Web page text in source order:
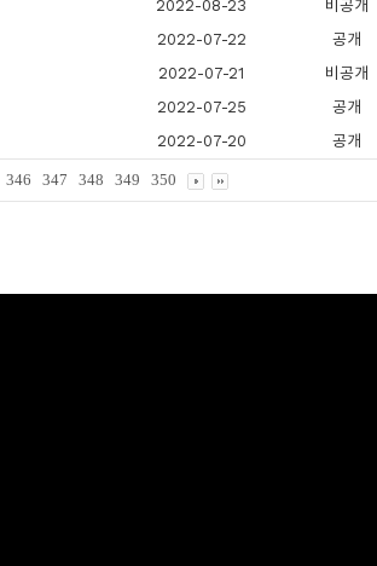
2022-08-23 비공개
2022-07-22 공개
2022-07-21 비공개
2022-07-25 공개
2022-07-20 공개
346 347 348 349 350